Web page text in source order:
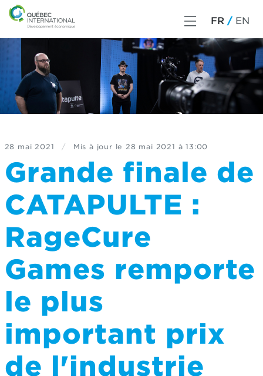
FR EN
28 mai 2021 / Mis à jour le 28 mai 2021 à 13:00
Grande finale de
CATAPULTE :
RageCure
Games remporte
le plus
important prix
de l'industrie